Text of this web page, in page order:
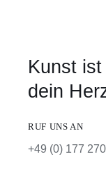
Kunst
dein
RUF UNS AN
+49 (0) 177